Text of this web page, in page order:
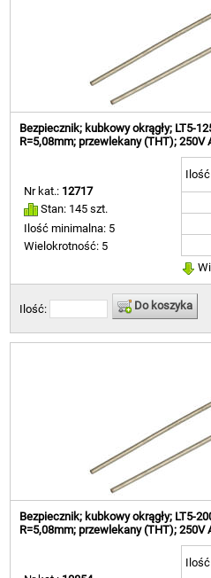
Bezpiecznik; kubkowy okrągły; LT5-
R=5,08mm; przewlekany (THT); 250V
Nr kat.: 12717
Stan: 145 szt.
Ilość minimalna: 5
Wielokrotność: 5
Ilość
Ilość: Do koszyka
Bezpiecznik; kubkowy okrągły; LT5-
R=5,08mm; przewlekany (THT); 250V
Ilość